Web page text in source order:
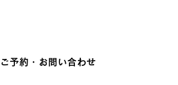
ご予約・お問い合わせ